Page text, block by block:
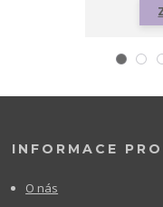
INFORMACE
O nás